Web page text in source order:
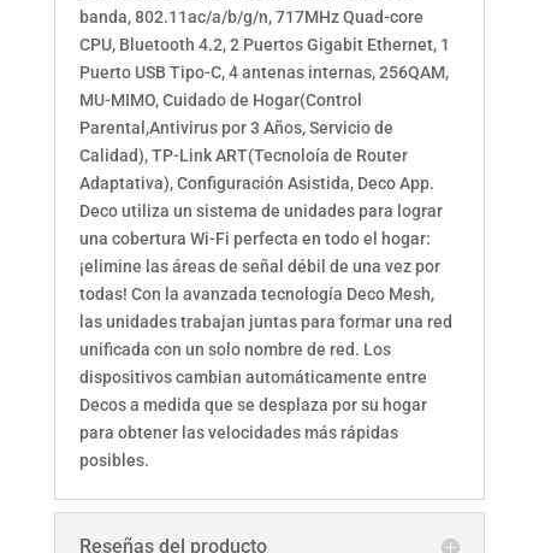
banda, 802.11ac/a/b/g/n, 717MHz Quad-core
CPU, Bluetooth 4.2, 2 Puertos Gigabit Ethernet, 1
Puerto USB Tipo-C, 4 antenas internas, 256QAM,
MU-MIMO, Cuidado de Hogar(Control
Parental,Antivirus por 3 Años, Servicio de
Calidad), TP-Link ART(Tecnoloía de Router
Adaptativa), Configuración Asistida, Deco App.
Deco utiliza un sistema de unidades para lograr
una cobertura Wi-Fi perfecta en todo el hogar:
¡elimine las áreas de señal débil de una vez por
todas! Con la avanzada tecnología Deco Mesh,
las unidades trabajan juntas para formar una red
unificada con un solo nombre de red. Los
dispositivos cambian automáticamente entre
Decos a medida que se desplaza por su hogar
para obtener las velocidades más rápidas
posibles.
Reseñas del producto